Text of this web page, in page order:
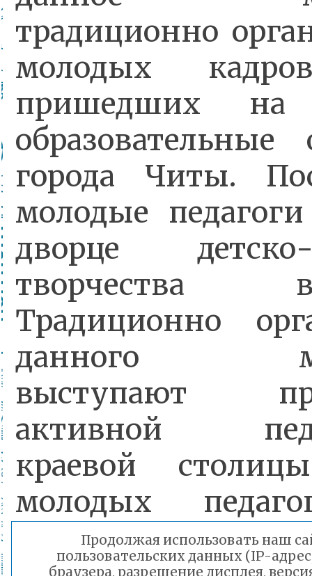
традиционно
молодых
пришедших
образовательные
города Читы.
молодые
дворце детско-
Традиционно
данного
выступают
активной
краевой
молодых
Читы, созданный
Продолжая использовать наш
пользовательских данных (IP-
браузера, разрешение дисплея,